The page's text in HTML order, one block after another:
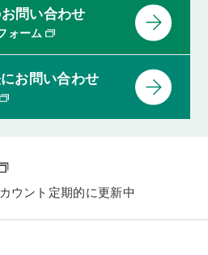
問い合わせ
ォーム
お問い合わせ
ウント 定期的に更新中